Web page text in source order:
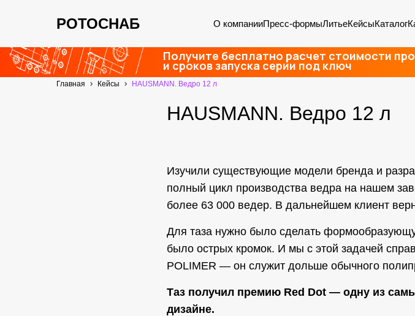
РОТОСНАБ О компанииПресс-формыЛитьеКейсыКаталог
Главная Кейсы HAUSMANN. Ведро 12 л
HAUSMANN. Ведро 12 л
Изучили существующие модели бренда и
полный цикл производства ведра на нашем
более 63 000 ведер. В дальнейшем клиент
Для таза нужно было сделать
было острых кромок. И мы с этой задачей
POLIMER — он служит дольше обычного
Таз получил премию Red Dot — одну из
дизайне.
Получите бесплатно расчет стоимости
и сроков запуска серии под ключ